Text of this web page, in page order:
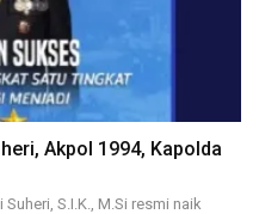
Akpol 1994, Kapolda
S.I.K., M.Si resmi naik